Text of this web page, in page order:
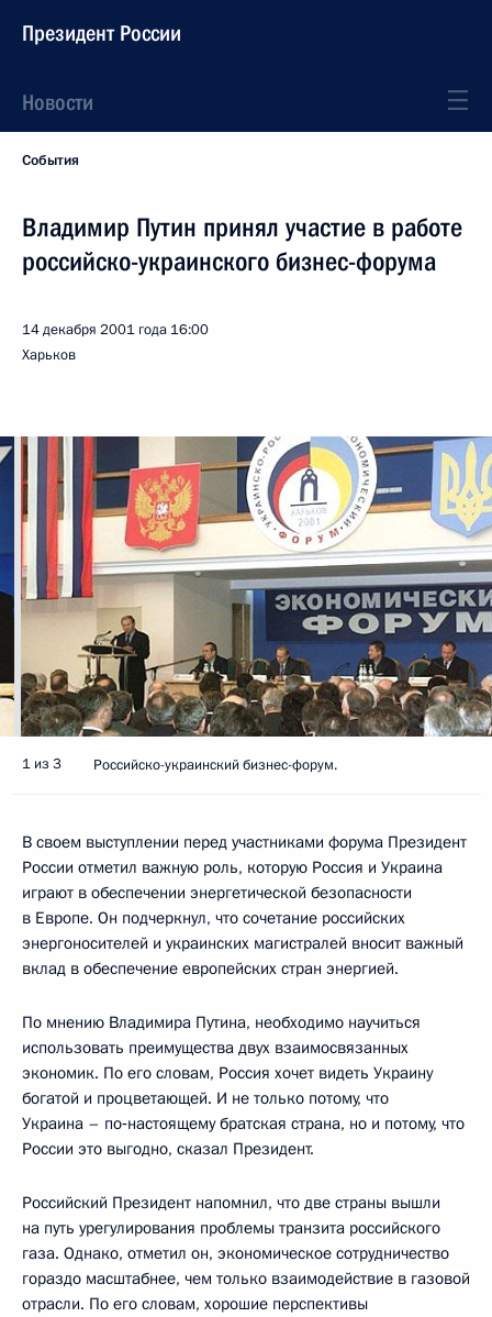
Президент России
Новости
События
Владимир Путин принял участие в работе
российско-украинского бизнес-форума
14 декабря 2001 года 16:00
Харьков
1 из 3 Российско-украинский бизнес-форум.
В своем выступлении перед участниками форума Президент
России отметил важную роль, которую Россия и Украина
играют в обеспечении энергетической безопасности
в Европе. Он подчеркнул, что сочетание российских
энергоносителей и украинских магистралей вносит важный
вклад в обеспечение европейских стран энергией.
По мнению Владимира Путина, необходимо научиться
использовать преимущества двух взаимосвязанных
экономик. По его словам, Россия хочет видеть Украину
богатой и процветающей. И не только потому, что
Украина – по‑настоящему братская страна, но и потому, что
России это выгодно, сказал Президент.
Российский Президент напомнил, что две страны вышли
на путь урегулирования проблемы транзита российского
газа. Однако, отметил он, экономическое сотрудничество
гораздо масштабнее, чем только взаимодействие в газовой
отрасли. По его словам, хорошие перспективы